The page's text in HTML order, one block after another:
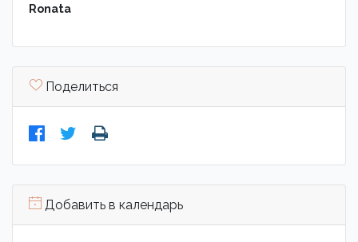
Ronata
Поделиться
Добавить в календарь